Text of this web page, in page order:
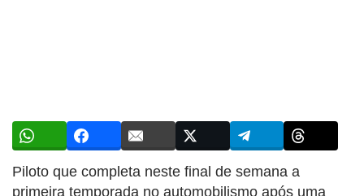
Piloto que completa neste final de semana a
primeira temporada no automobilismo após uma